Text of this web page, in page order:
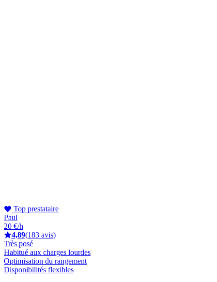
Top prestataire
Paul
20 €/h
4,89(183 avis)
Très posé
Habitué aux charges lourdes
Optimisation du rangement
Disponibilités flexibles